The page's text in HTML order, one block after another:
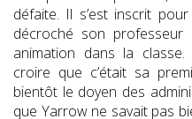
défaite. Il s’est inscrit
décroché son professeur
animation dans la classe.
croire que c’était sa
bientôt le doyen des
que Yarrow ne savait pas